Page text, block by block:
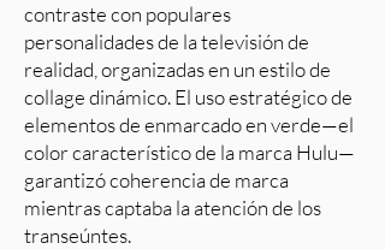
contraste con populares
personalidades de la televisión de
realidad, organizadas en un estilo de
collage dinámico. El uso estratégico de
elementos de enmarcado en verde—el
color característico de la marca Hulu—
garantizó coherencia de marca
mientras captaba la atención de los
transeúntes.